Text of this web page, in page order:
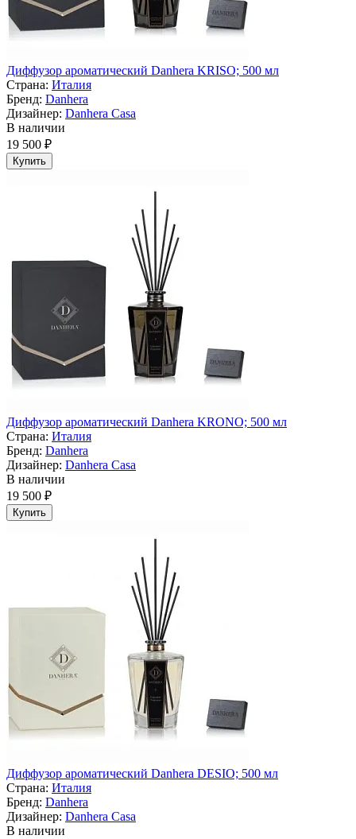
Диффузор ароматический Danhera KRISO; 500 мл
Страна: Италия
Бренд: Danhera
Дизайнер: Danhera Casa
В наличии
19 500 ₽
Купить
Диффузор ароматический Danhera KRONO; 500 мл
Страна: Италия
Бренд: Danhera
Дизайнер: Danhera Casa
В наличии
19 500 ₽
Купить
Диффузор ароматический Danhera DESIO; 500 мл
Страна: Италия
Бренд: Danhera
Дизайнер: Danhera Casa
В наличии